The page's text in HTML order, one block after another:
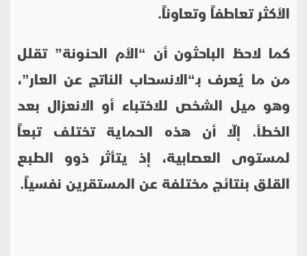
الأكثر تعاطفاً وتعاوناً.
كما لاحظ الباحثون أن “الأم الحنونة” تقلل
من ما يُعرف بـ“الانسحاب الناتج عن العار”،
وهو ميل الشخص للاختباء أو الانعزال بعد
الخطأ. إلّا أن هذه الحماية تختلف تبعاً
لمستوى العصابية، إذ يتأثر ذوو الطبع
القلق بنتائج مختلفة عن المستقرين نفسياً.